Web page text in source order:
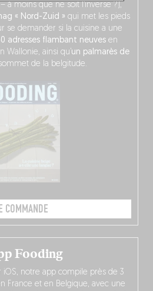
à moins que ne soit l’inverse ?),
« Nord-Zuid » qui met les pieds
se demander si la cuisine a une
adresses flambant neuvesen
Wallonie, ainsi qu’ un palmarès de
de la belgitude.
COMMANDE
Fooding
iOS, notre app compile près de 3
France et en Belgique, avec une